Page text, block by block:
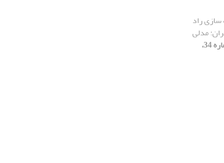
سازی راد
مدلی
[دوره 10، شماره 34،